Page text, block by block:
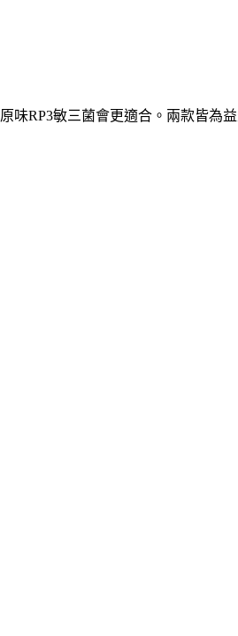
RP3敏三菌會更適合。兩款皆為